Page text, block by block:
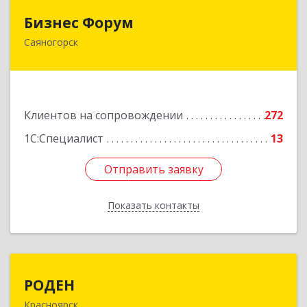
Бизнес Форум
Саяногорск
Клиентов на сопровождении
272
1С:Специалист
13
Отправить заявку
Показать контакты
655603, Хакасия Респ, Саяногорск г, Советский
Отправить заявку
Назад
РОДЕН
Красноярск